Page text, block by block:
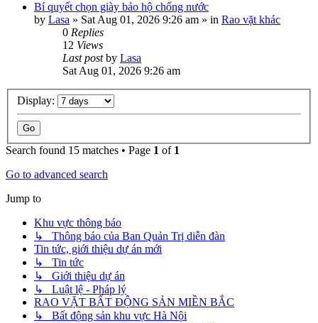
Bí quyết chọn giày bảo hộ chống nước
by Lasa » Sat Aug 01, 2026 9:26 am » in Rao vặt khác
0 Replies
12 Views
Last postby Lasa
Sat Aug 01, 2026 9:26 am
Display:
Search found 15 matches • Page 1 of 1
Go to advanced search
Jump to
Khu vực thông báo
↳ Thông báo của Ban Quản Trị diễn đàn
Tin tức, giới thiệu dự án mới
↳ Tin tức
↳ Giới thiệu dự án
↳ Luật lệ - Pháp lý
RAO VẶT BẤT ĐỘNG SẢN MIỀN BẮC
↳ Bất động sản khu vực Hà Nội